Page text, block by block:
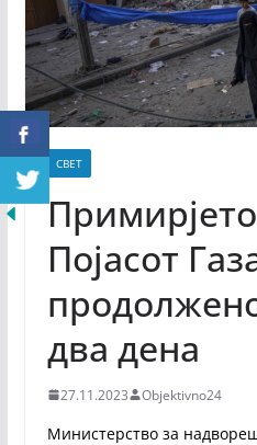
СВЕТ
Појасот
два дена
27.11.2023 Objektivno24
Министерство за